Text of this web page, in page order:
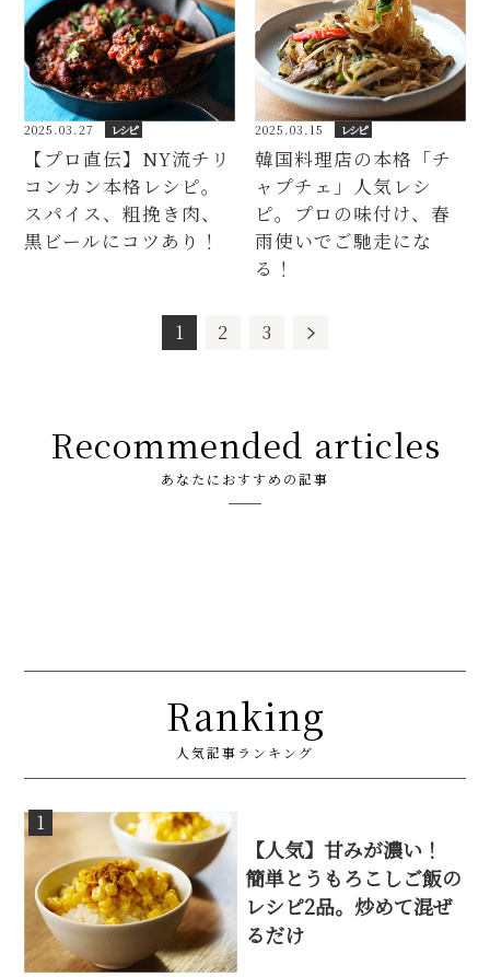
2025.03.27 レシピ
【プロ直伝】NY流チリ
コンカン本格レシピ。
スパイス、粗挽き肉、
黒ビールにコツあり！
2025.03.15 レシピ
韓国料理店の本格「チ
ャプチェ」人気レシ
ピ。プロの味付け、春
雨使いでご馳走にな
る！
1 2 3
Recommended articles
あなたにおすすめの記事
Ranking
人気記事ランキング
1
【人気】甘みが濃い！
簡単とうもろこしご飯の
レシピ2品。炒めて混ぜ
るだけ